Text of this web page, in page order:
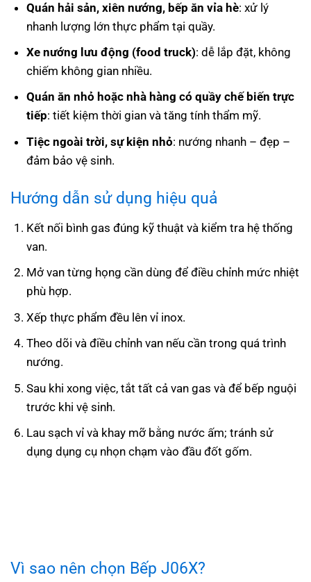
Quán hải sản, xiên nướng, bếp ăn vỉa hè: xử lý
nhanh lượng lớn thực phẩm tại quầy.
Xe nướng lưu động (food truck): dễ lắp đặt, không
chiếm không gian nhiều.
Quán ăn nhỏ hoặc nhà hàng có quầy chế biến trực
tiếp: tiết kiệm thời gian và tăng tính thẩm mỹ.
Tiệc ngoài trời, sự kiện nhỏ: nướng nhanh – đẹp –
đảm bảo vệ sinh.
Hướng dẫn sử dụng hiệu quả
Kết nối bình gas đúng kỹ thuật và kiểm tra hệ thống
van.
Mở van từng họng cần dùng để điều chỉnh mức nhiệt
phù hợp.
Xếp thực phẩm đều lên vỉ inox.
Theo dõi và điều chỉnh van nếu cần trong quá trình
nướng.
Sau khi xong việc, tắt tất cả van gas và để bếp nguội
trước khi vệ sinh.
Lau sạch vỉ và khay mỡ bằng nước ấm; tránh sử
dụng dụng cụ nhọn chạm vào đầu đốt gốm.
Vì sao nên chọn Bếp J06X?